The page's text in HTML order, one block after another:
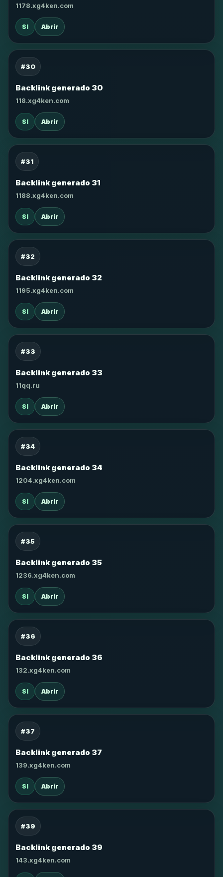
1178.xg4ken.com
SI Abrir
#30
Backlink generado 30
118.xg4ken.com
SI Abrir
#31
Backlink generado 31
1188.xg4ken.com
SI Abrir
#32
Backlink generado 32
1195.xg4ken.com
SI Abrir
#33
Backlink generado 33
11qq.ru
SI Abrir
#34
Backlink generado 34
1204.xg4ken.com
SI Abrir
#35
Backlink generado 35
1236.xg4ken.com
SI Abrir
#36
Backlink generado 36
132.xg4ken.com
SI Abrir
#37
Backlink generado 37
139.xg4ken.com
SI Abrir
#39
Backlink generado 39
143.xg4ken.com